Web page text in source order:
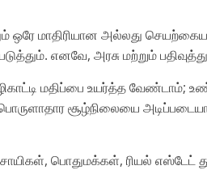
ஒரே மாதிரியான அல்லது
எனவே, அரசு மற்றும்
மதிப்பை உயர்த்த
சூழ்நிலையை
பொதுமக்கள், ரியல் எஸ்டேட்